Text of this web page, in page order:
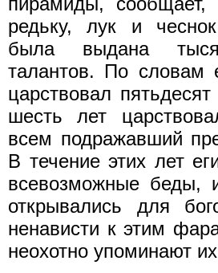
редьку, лук и
была выдана
талантов. По словам
царствовал
шесть лет
всем подражавший
В течение этих лет
всевозможные беды,
открывались для
ненависти к этим
неохотно упоминают